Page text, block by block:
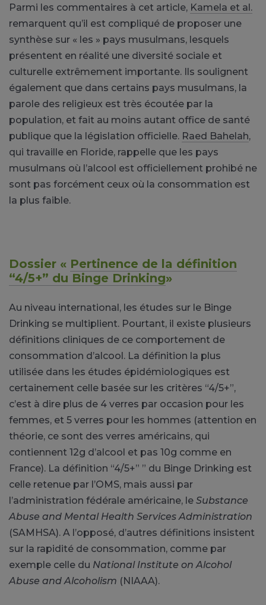
Parmi les commentaires à cet article, Kamela et al.
remarquent qu’il est compliqué de proposer une
synthèse sur « les » pays musulmans, lesquels
présentent en réalité une diversité sociale et
culturelle extrêmement importante. Ils soulignent
également que dans certains pays musulmans, la
parole des religieux est très écoutée par la
population, et fait au moins autant office de santé
publique que la législation officielle. Raed Bahelah,
qui travaille en Floride, rappelle que les pays
musulmans où l’alcool est officiellement prohibé ne
sont pas forcément ceux où la consommation est
la plus faible.
Dossier « Pertinence de la définition
“4/5+” du Binge Drinking»
Au niveau international, les études sur le Binge
Drinking se multiplient. Pourtant, il existe plusieurs
définitions cliniques de ce comportement de
consommation d’alcool. La définition la plus
utilisée dans les études épidémiologiques est
certainement celle basée sur les critères “4/5+”,
c’est à dire plus de 4 verres par occasion pour les
femmes, et 5 verres pour les hommes (attention en
théorie, ce sont des verres américains, qui
contiennent 12g d’alcool et pas 10g comme en
France). La définition “4/5+” ” du Binge Drinking est
celle retenue par l’OMS, mais aussi par
l’administration fédérale américaine, le Substance
Abuse and Mental Health Services Administration
(SAMHSA). A l’opposé, d’autres définitions insistent
sur la rapidité de consommation, comme par
exemple celle du National Institute on Alcohol
Abuse and Alcoholism (NIAAA).